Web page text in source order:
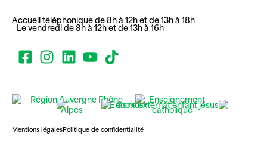
Accueil téléphonique de 8h à 12h et de 13h à 18h
Le vendredi de 8h à 12h et de 13h à 16h
Mentions légalesPolitique de confidentialité